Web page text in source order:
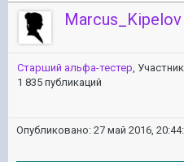
Marcus_Kipelov
Старший альфа-тестер,
1 835 публикаций
Опубликовано: 27 май 2016,